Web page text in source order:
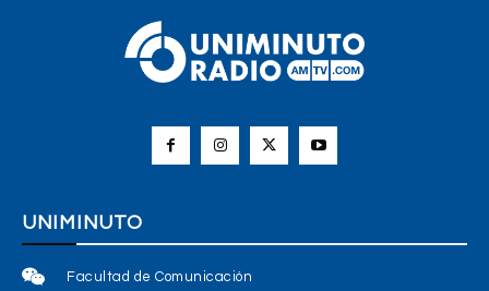
UNIMINUTO
Facultad de Comunicación